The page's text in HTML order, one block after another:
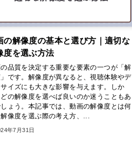
の解像度の基本と選び方｜適切な
度を選ぶ方法
品質を決定する重要な要素の一つが「解
です。解像度が異なると、視聴体験やデ
イズにも大きな影響を与えます。しか
の解像度を選べば良いのか迷うこともあ
ょう。本記事では、動画の解像度とは何
像度を選ぶ際の考え方、...
年7月31日